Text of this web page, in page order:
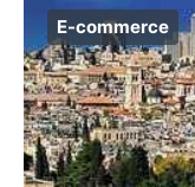
E-commerce